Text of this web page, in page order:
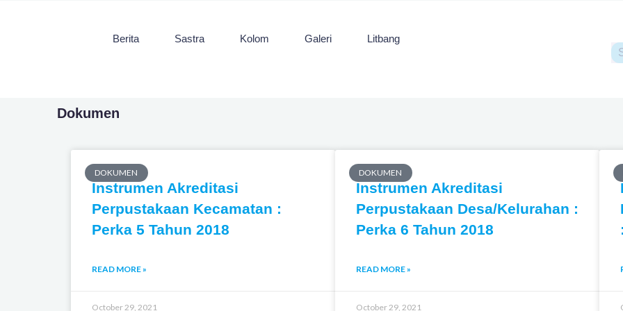
Berita Sastra Kolom Galeri Litbang
Dokumen
DOKUMEN
Instrumen Akreditasi
Perpustakaan Kecamatan :
Perka 5 Tahun 2018
READ MORE »
October 29, 2021
DOKUMEN
Instrumen Akreditasi
Perpustakaan Desa/Kelurahan :
Perka 6 Tahun 2018
READ MORE »
October 29, 2021